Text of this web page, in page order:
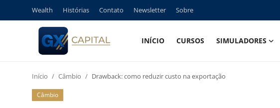
Wealth Histórias Contato Newsletter Sobre
INÍCIO CURSOS SIMULADORES
Entrar
Início Câmbio Drawback: como reduzir custo na exportação
Câmbio